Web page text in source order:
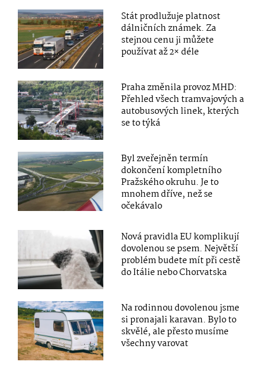
Stát prodlužuje platnost
dálničních známek. Za
stejnou cenu ji můžete
používat až 2× déle
Praha změnila provoz MHD:
Přehled všech tramvajových a
autobusových linek, kterých
se to týká
Byl zveřejněn termín
dokončení kompletního
Pražského okruhu. Je to
mnohem dříve, než se
očekávalo
Nová pravidla EU komplikují
dovolenou se psem. Největší
problém budete mít při cestě
do Itálie nebo Chorvatska
Na rodinnou dovolenou jsme
si pronajali karavan. Bylo to
skvělé, ale přesto musíme
všechny varovat